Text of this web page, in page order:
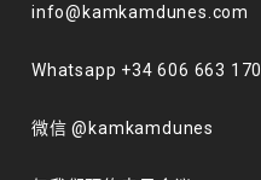
info@kamkamdunes.com
Whatsapp +34 606 663 170
微信 @kamkamdunes